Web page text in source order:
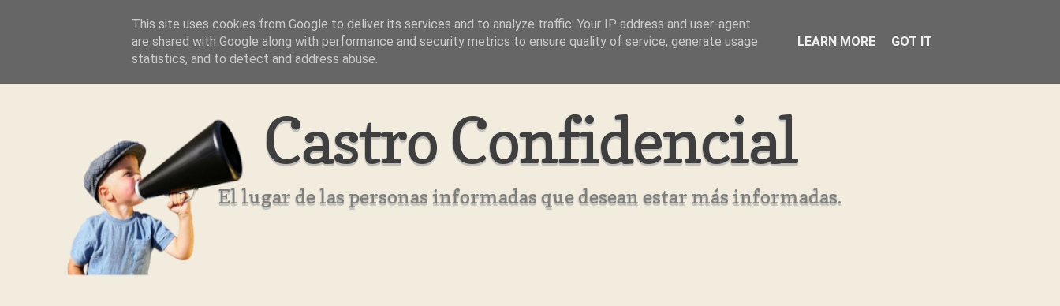
Aviso Legal Quienes Somos ??
Castro Confidencial
El lugar de las personas informadas que desean estar más informadas.
This site uses cookies from Google to deliver its services and to analyze traffic. Your IP address and user-agent
are shared with Google along with performance and security metrics to ensure quality of service, generate usage
statistics, and to detect and address abuse.
LEARN MORE GOT IT